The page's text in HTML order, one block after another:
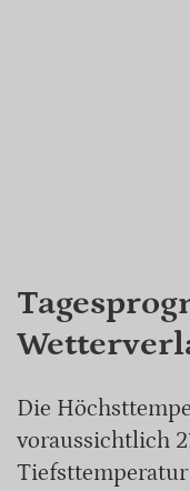
Die
voraussichtlich
Tiefsttemperatur